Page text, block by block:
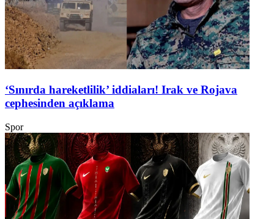
‘Sınırda hareketlilik’ iddiaları! Irak ve Rojava
cephesinden açıklama
Spor